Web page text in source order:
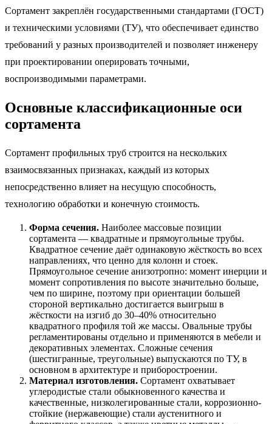
Сортамент закреплён государственными стандартами (ГОСТ)
и техническими условиями (ТУ), что обеспечивает единство
требований у разных производителей и позволяет инженеру
при проектировании оперировать точными,
воспроизводимыми параметрами.
Основные классификационные оси
сортамента
Сортамент профильных труб строится на нескольких
взаимосвязанных признаках, каждый из которых
непосредственно влияет на несущую способность,
технологию обработки и конечную стоимость.
Форма сечения. Наиболее массовые позиции
сортамента — квадратные и прямоугольные трубы.
Квадратное сечение даёт одинаковую жёсткость во всех
направлениях, что ценно для колонн и стоек.
Прямоугольное сечение анизотропно: момент инерции и
момент сопротивления по высоте значительно больше,
чем по ширине, поэтому при ориентации большей
стороной вертикально достигается выигрыш в
жёсткости на изгиб до 30–40% относительно
квадратного профиля той же массы. Овальные трубы
регламентированы отдельно и применяются в мебели и
декоративных элементах. Сложные сечения
(шестигранные, треугольные) выпускаются по ТУ, в
основном в архитектуре и приборостроении.
Материал изготовления. Сортамент охватывает
углеродистые стали обыкновенного качества и
качественные, низколегированные стали, коррозионно-
стойкие (нержавеющие) стали аустенитного и